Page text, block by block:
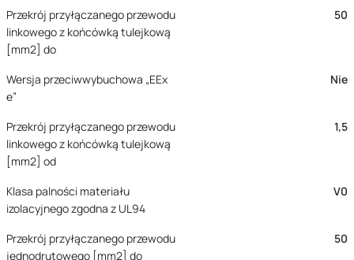
Przekrój przyłączanego przewodu
linkowego z końcówką tulejkową
[mm2] do
50
Wersja przeciwwybuchowa „EEx
e”
Nie
Przekrój przyłączanego przewodu
linkowego z końcówką tulejkową
[mm2] od
1,5
Klasa palności materiału
izolacyjnego zgodna z UL94
V0
Przekrój przyłączanego przewodu
jednodrutowego [mm2] do
50